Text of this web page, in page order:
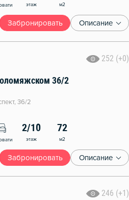
этаж м2
Забронировать Описание
252 (+0)
36/2
36/2
2/10
этаж
72
м2
Забронировать Описание
246 (+1)